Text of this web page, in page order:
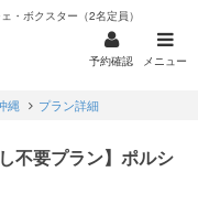
・ボクスター（2名定員）
予約確認 メニュー
縄 プラン詳細
不要プラン】ポルシ